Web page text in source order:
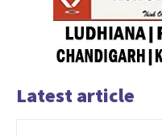
Latest article